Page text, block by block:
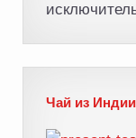
Чай из